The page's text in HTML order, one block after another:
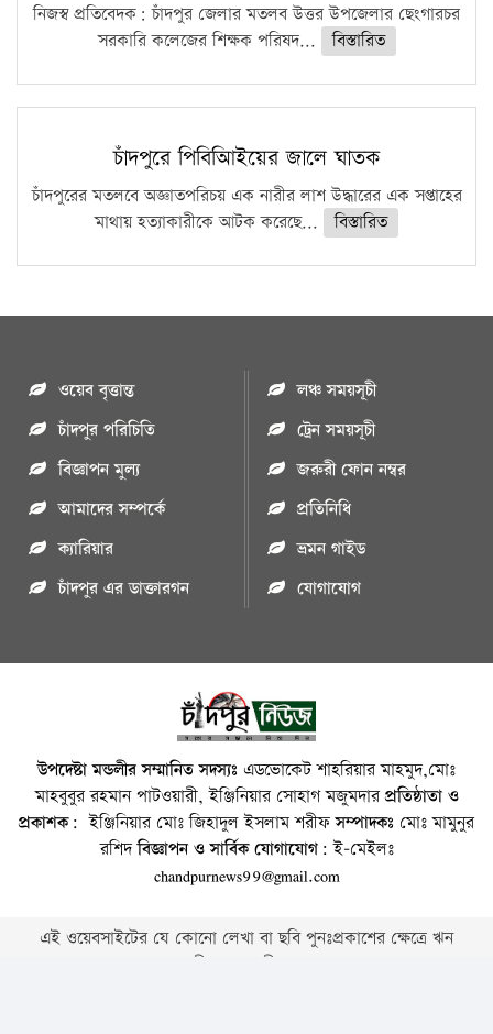
নিজস্ব প্রতিবেদক: চাঁদপুর জেলার মতলব উত্তর উপজেলার ছেংগারচর
সরকারি কলেজের শিক্ষক পরিষদ...
বিস্তারিত
চাঁদপুরে পিবিআিইয়ের জালে ঘাতক
চাঁদপুরের মতলবে অজ্ঞাতপরিচয় এক নারীর লাশ উদ্ধারের এক সপ্তাহের
মাথায় হত্যাকারীকে আটক করেছে...
বিস্তারিত
ওয়েব বৃত্তান্ত
চাঁদপুর পরিচিতি
বিজ্ঞাপন মুল্য
আমাদের সম্পর্কে
ক্যারিয়ার
চাঁদপুর এর ডাক্তারগন
লঞ্চ সময়সূচী
ট্রেন সময়সূচী
জরুরী ফোন নম্বর
প্রতিনিধি
ভ্রমন গাইড
যোগাযোগ
উপদেষ্টা মন্ডলীর সম্মানিত সদস্যঃ এডভোকেট শাহরিয়ার মাহমুদ,মোঃ
মাহবুবুর রহমান পাটওয়ারী, ইঞ্জিনিয়ার সোহাগ মজুমদারপ্রতিষ্ঠাতা ও
প্রকাশক: ইঞ্জিনিয়ার মোঃ জিহাদুল ইসলাম শরীফসম্পাদকঃ মোঃ মামুনুর
রশিদবিজ্ঞাপন ও সার্বিক যোগাযোগ: ই-মেইলঃ
chandpurnews99@gmail.com
এই ওয়েবসাইটের যে কোনো লেখা বা ছবি পুনঃপ্রকাশের ক্ষেত্রে ঋন
স্বীকার বাঞ্চনীয় ।